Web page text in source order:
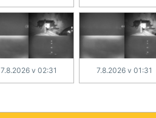
7.8.2026 v 02:31 7.8.2026 v 01:31